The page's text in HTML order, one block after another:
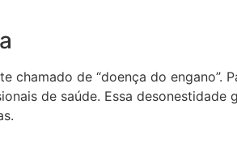
chamado de “doença do
de saúde. Essa